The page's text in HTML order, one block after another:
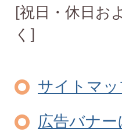
[祝日・休日お
く]
サイトマ
広告バナ